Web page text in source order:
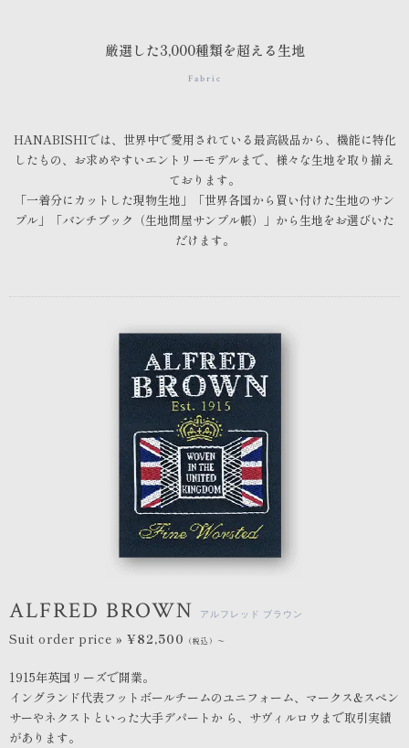
厳選した3,000種類を超える生地
Fabric
HANABISHIでは、世界中で愛用されている最高級品から、機能に特化
したもの、お求めやすいエントリーモデルまで、様々な生地を取り揃え
ております。
「一着分にカットした現物生地」「世界各国から買い付けた生地のサン
プル」「バンチブック（生地問屋サンプル帳）」から生地をお選びいた
だけます。
ALFRED BROWN アルフレッド ブラウン
Suit order price » ¥82,500 （税込）〜
1915年英国リーズで開業。
イングランド代表フットボールチームのユニフォーム、マークス&スペン
サーやネクストといった大手デパートか ら、サヴィルロウまで取引実績
があります。